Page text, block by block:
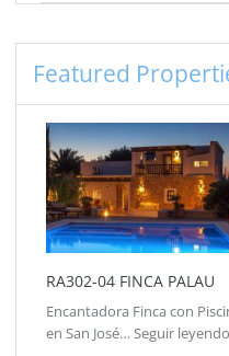
Featured
RA302-04 FINCA PALAU
Encantadora Finca con
en San José… Seguir leyendo